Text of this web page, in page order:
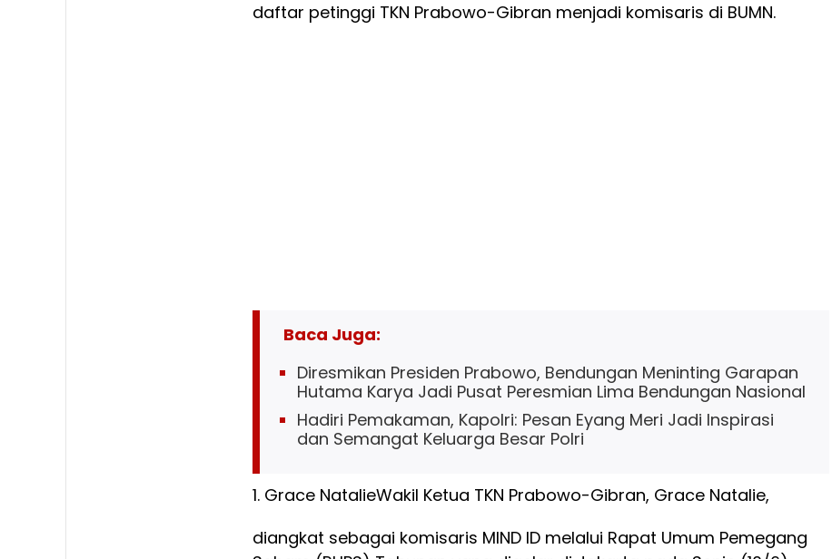
daftar petinggi TKN Prabowo-Gibran menjadi komisaris di BUMN.
Baca Juga:
Diresmikan Presiden Prabowo, Bendungan Meninting Garapan
Hutama Karya Jadi Pusat Peresmian Lima Bendungan Nasional
Hadiri Pemakaman, Kapolri: Pesan Eyang Meri Jadi Inspirasi
dan Semangat Keluarga Besar Polri
1. Grace NatalieWakil Ketua TKN Prabowo-Gibran, Grace Natalie,
diangkat sebagai komisaris MIND ID melalui Rapat Umum Pemegang